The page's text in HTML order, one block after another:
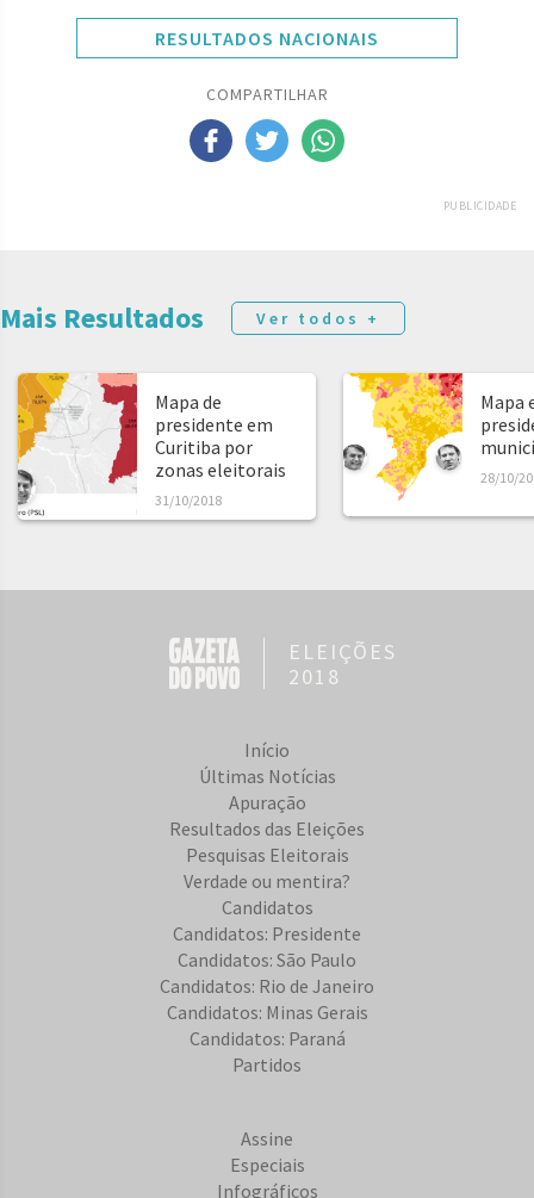
RESULTADOS NACIONAIS
COMPARTILHAR
PUBLICIDADE
Mais Resultados Ver todos +
Mapa de
presidente em
Curitiba por
zonas eleitorais
31/10/2018
Mapa
28/10/
ELEIÇÕES
2018
Início
Últimas Notícias
Apuração
Resultados das Eleições
Pesquisas Eleitorais
Verdade ou mentira?
Candidatos
Candidatos: Presidente
Candidatos: São Paulo
Candidatos: Rio de Janeiro
Candidatos: Minas Gerais
Candidatos: Paraná
Partidos
Assine
Especiais
Infográficos